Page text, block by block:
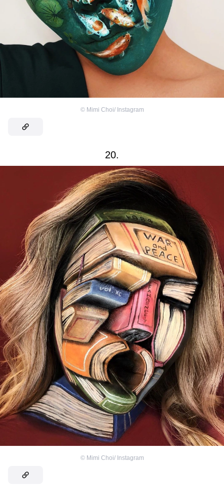
© Mimi Choi/ Instagram
20.
© Mimi Choi/ Instagram